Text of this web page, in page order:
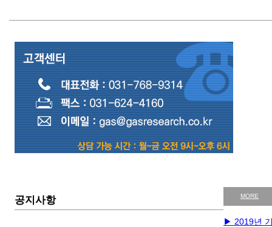
공지사항 MORE
▶ 2019년